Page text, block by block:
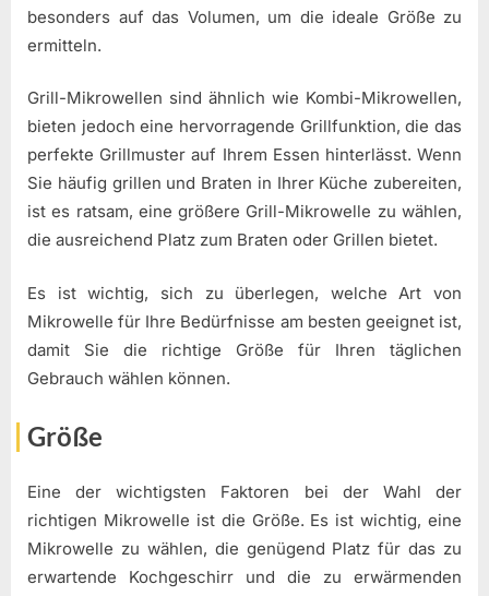
besonders auf das Volumen, um die ideale Größe zu
ermitteln.
Grill-Mikrowellen sind ähnlich wie Kombi-Mikrowellen,
bieten jedoch eine hervorragende Grillfunktion, die das
perfekte Grillmuster auf Ihrem Essen hinterlässt. Wenn
Sie häufig grillen und Braten in Ihrer Küche zubereiten,
ist es ratsam, eine größere Grill-Mikrowelle zu wählen,
die ausreichend Platz zum Braten oder Grillen bietet.
Es ist wichtig, sich zu überlegen, welche Art von
Mikrowelle für Ihre Bedürfnisse am besten geeignet ist,
damit Sie die richtige Größe für Ihren täglichen
Gebrauch wählen können.
Größe
Eine der wichtigsten Faktoren bei der Wahl der
richtigen Mikrowelle ist die Größe. Es ist wichtig, eine
Mikrowelle zu wählen, die genügend Platz für das zu
erwartende Kochgeschirr und die zu erwärmenden